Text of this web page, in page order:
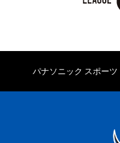
パナソニック スポーツ